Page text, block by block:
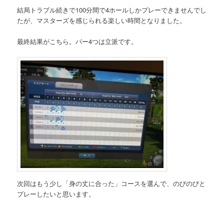
結局トラブル続きで100分間で4ホールしかプレーできませんでし
たが、マスターズを感じられる楽しい時間となりました。
最終結果がこちら。パー4つは立派です。
次回はもう少し「身の丈に合った」コースを選んで、のびのびと
プレーしたいと思います。